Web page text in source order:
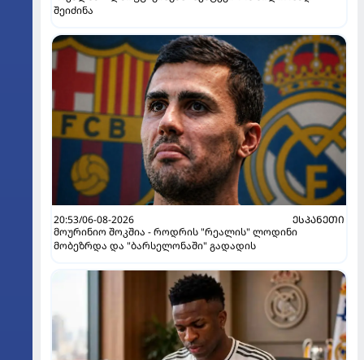
შეიძინა
20:53/06-08-2026
ᲔᲡᲞᲐᲜᲔᲗᲘ
მოურინიო შოკშია - როდრის "რეალის" ლოდინი
მობეზრდა და "ბარსელონაში" გადადის